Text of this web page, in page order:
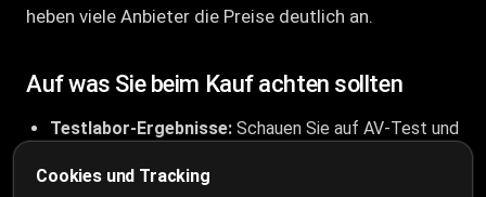
heben viele Anbieter die Preise deutlich an.
Auf was Sie beim Kauf achten sollten
Testlabor-Ergebnisse: Schauen Sie auf AV-Test und
keine Marketing-Versprechen.
Cookies und Tracking